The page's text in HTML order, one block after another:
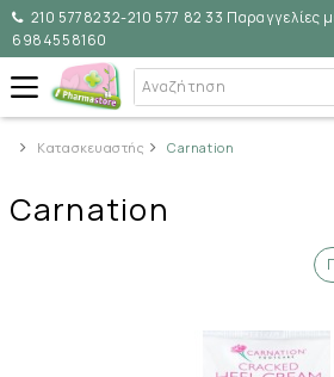
210 5778232-210 577 82 33 Παραγγελίες
6984558160
Κατασκευαστής Carnation
Carnation